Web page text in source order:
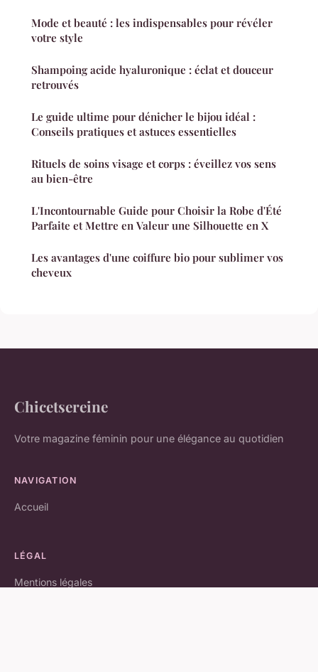
Mode et beauté : les indispensables pour révéler
votre style
Shampoing acide hyaluronique : éclat et douceur
retrouvés
Le guide ultime pour dénicher le bijou idéal :
Conseils pratiques et astuces essentielles
Rituels de soins visage et corps : éveillez vos sens
au bien-être
L'Incontournable Guide pour Choisir la Robe d'Été
Parfaite et Mettre en Valeur une Silhouette en X
Les avantages d'une coiffure bio pour sublimer vos
cheveux
Chicetsereine
Votre magazine féminin pour une élégance au quotidien
NAVIGATION
Accueil
LÉGAL
Mentions légales